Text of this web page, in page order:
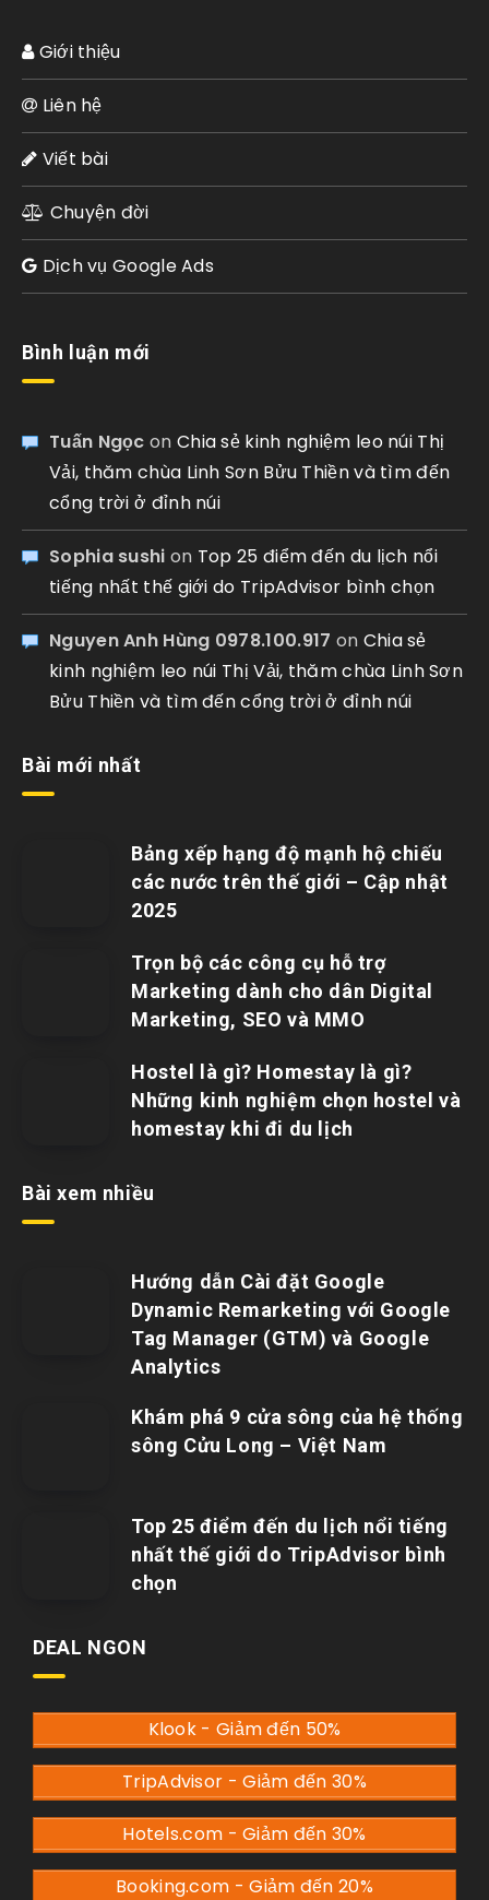
Giới thiệu
Liên hệ
Viết bài
Chuyện đời
Dịch vụ Google Ads
Bình luận mới
Tuấn Ngọc on Chia sẻ kinh nghiệm leo núi Thị
Vải, thăm chùa Linh Sơn Bửu Thiền và tìm đến
cổng trời ở đỉnh núi
Sophia sushi on Top 25 điểm đến du lịch nổi
tiếng nhất thế giới do TripAdvisor bình chọn
Nguyen Anh Hùng 0978.100.917 on Chia sẻ
kinh nghiệm leo núi Thị Vải, thăm chùa Linh Sơn
Bửu Thiền và tìm đến cổng trời ở đỉnh núi
Bài mới nhất
Bảng xếp hạng độ mạnh hộ chiếu
các nước trên thế giới – Cập nhật
2025
Trọn bộ các công cụ hỗ trợ
Marketing dành cho dân Digital
Marketing, SEO và MMO
Hostel là gì? Homestay là gì?
Những kinh nghiệm chọn hostel và
homestay khi đi du lịch
Bài xem nhiều
Hướng dẫn Cài đặt Google
Dynamic Remarketing với Google
Tag Manager (GTM) và Google
Analytics
Khám phá 9 cửa sông của hệ thống
sông Cửu Long – Việt Nam
Top 25 điểm đến du lịch nổi tiếng
nhất thế giới do TripAdvisor bình
chọn
DEAL NGON
Klook - Giảm đến 50%
TripAdvisor - Giảm đến 30%
Hotels.com - Giảm đến 30%
Booking.com - Giảm đến 20%